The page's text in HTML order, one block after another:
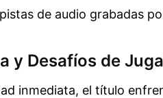
de audio grabadas
y Desafíos de
inmediata, el título